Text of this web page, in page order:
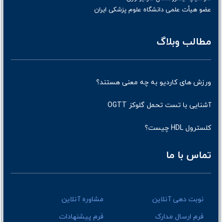
عضو هیأت علمی دانشگاه علوم پزشکی ایران
مطالب وبلاگ
ورزش های کاردیو به چه معنی هستند؟
آشنایی با تست تحمل گلوکز OGTT
کلسترول HDL چیست؟
تماس با ما
نوبت دهی آنلاین
مشاوره آنلاین
فرم ارسال مدارک
فرم پیشنهادات